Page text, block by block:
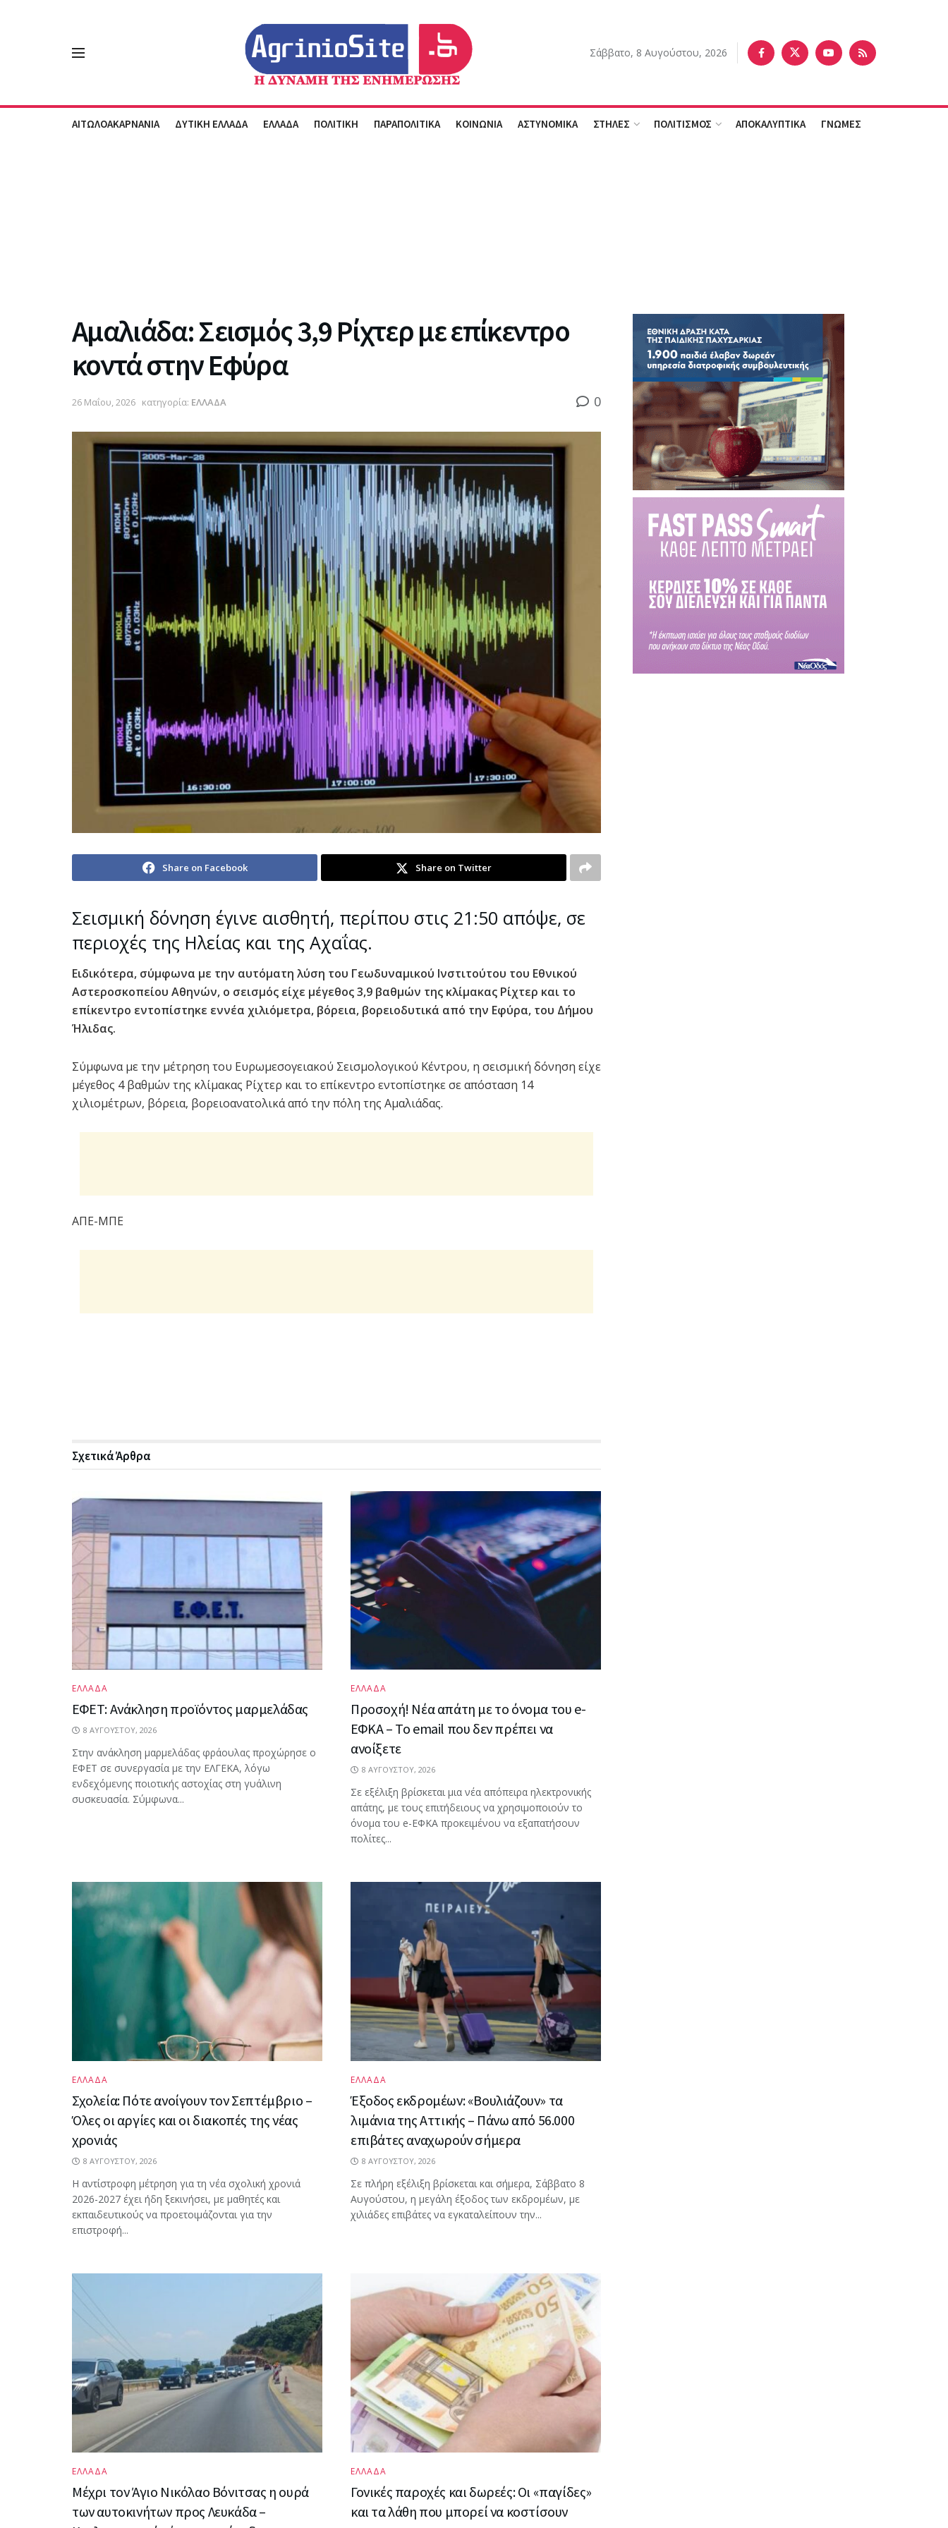
Σάββατο, 8 Αυγούστου, 2026
ΑΙΤΩΛΟΑΚΑΡΝΑΝΙΑ ΔΥΤΙΚΗ ΕΛΛΑΔΑ ΕΛΛΑΔΑ ΠΟΛΙΤΙΚΗ ΠΑΡΑΠΟΛΙΤΙΚΑ ΚΟΙΝΩΝΙΑ ΑΣΤΥΝΟΜΙΚΑ ΣΤΗΛΕΣ ΠΟΛΙΤΙΣΜΟΣ ΑΠΟΚΑΛΥΠΤΙΚΑ ΓΝΩΜΕΣ
Αμαλιάδα: Σεισμός 3,9 Ρίχτερ με επίκεντρο
κοντά στην Εφύρα
26 Μαΐου, 2026 κατηγορία: ΕΛΛΑΔΑ 0
Share on Facebook Share on Twitter
Σεισμική δόνηση έγινε αισθητή, περίπου στις 21:50 απόψε, σε
περιοχές της Ηλείας και της Αχαΐας.
Ειδικότερα, σύμφωνα με την αυτόματη λύση του Γεωδυναμικού Ινστιτούτου του Εθνικού
Αστεροσκοπείου Αθηνών, ο σεισμός είχε μέγεθος 3,9 βαθμών της κλίμακας Ρίχτερ και το
επίκεντρο εντοπίστηκε εννέα χιλιόμετρα, βόρεια, βορειοδυτικά από την Εφύρα, του Δήμου
Ήλιδας.
Σύμφωνα με την μέτρηση του Ευρωμεσογειακού Σεισμολογικού Κέντρου, η σεισμική δόνηση είχε
μέγεθος 4 βαθμών της κλίμακας Ρίχτερ και το επίκεντρο εντοπίστηκε σε απόσταση 14
χιλιομέτρων, βόρεια, βορειοανατολικά από την πόλη της Αμαλιάδας.
ΑΠΕ-ΜΠΕ
ΣχετικάΆρθρα
ΕΛΛΑΔΑ
ΕΦΕΤ: Ανάκληση προϊόντος μαρμελάδας
8 ΑΥΓΟΎΣΤΟΥ, 2026
Στην ανάκληση μαρμελάδας φράουλας προχώρησε ο
ΕΦΕΤ σε συνεργασία με την ΕΛΓΕΚΑ, λόγω
ενδεχόμενης ποιοτικής αστοχίας στη γυάλινη
συσκευασία. Σύμφωνα...
ΕΛΛΑΔΑ
Προσοχή! Νέα απάτη με το όνομα του e-
ΕΦΚΑ – Το email που δεν πρέπει να
ανοίξετε
8 ΑΥΓΟΎΣΤΟΥ, 2026
Σε εξέλιξη βρίσκεται μια νέα απόπειρα ηλεκτρονικής
απάτης, με τους επιτήδειους να χρησιμοποιούν το
όνομα του e-ΕΦΚΑ προκειμένου να εξαπατήσουν
πολίτες...
ΕΛΛΑΔΑ
Σχολεία: Πότε ανοίγουν τον Σεπτέμβριο –
Όλες οι αργίες και οι διακοπές της νέας
χρονιάς
8 ΑΥΓΟΎΣΤΟΥ, 2026
Η αντίστροφη μέτρηση για τη νέα σχολική χρονιά
2026-2027 έχει ήδη ξεκινήσει, με μαθητές και
εκπαιδευτικούς να προετοιμάζονται για την
επιστροφή...
ΕΛΛΑΔΑ
Έξοδος εκδρομέων: «Βουλιάζουν» τα
λιμάνια της Αττικής – Πάνω από 56.000
επιβάτες αναχωρούν σήμερα
8 ΑΥΓΟΎΣΤΟΥ, 2026
Σε πλήρη εξέλιξη βρίσκεται και σήμερα, Σάββατο 8
Αυγούστου, η μεγάλη έξοδος των εκδρομέων, με
χιλιάδες επιβάτες να εγκαταλείπουν την...
ΕΛΛΑΔΑ
Mέχρι τον Άγιο Νικόλαο Βόνιτσας η ουρά
των αυτοκινήτων προς Λευκάδα –
ΕΛΛΑΔΑ
Γονικές παροχές και δωρεές: Οι «παγίδες»
και τα λάθη που μπορεί να κοστίσουν